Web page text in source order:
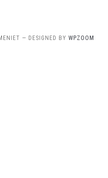
— DESIGNED BY WPZOOM